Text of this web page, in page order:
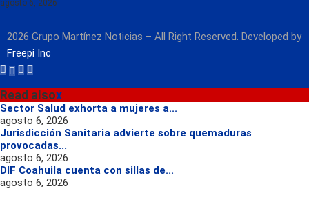
agosto 6, 2026
2026 Grupo Martínez Noticias – All Right Reserved. Developed by
Freepi Inc
Read alsox
Sector Salud exhorta a mujeres a...
agosto 6, 2026
Jurisdicción Sanitaria advierte sobre quemaduras
provocadas...
agosto 6, 2026
DIF Coahuila cuenta con sillas de...
agosto 6, 2026